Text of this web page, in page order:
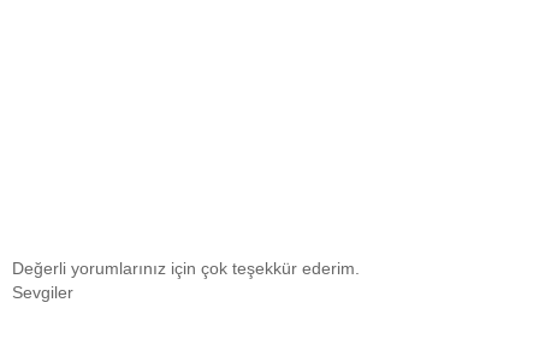
Değerli yorumlarınız için çok teşekkür ederim.
Sevgiler